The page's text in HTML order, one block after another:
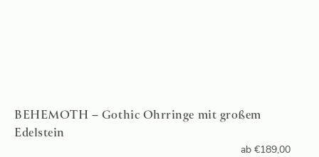
BEHEMOTH – Gothic Ohrringe mit großem
Edelstein
ab €189,00